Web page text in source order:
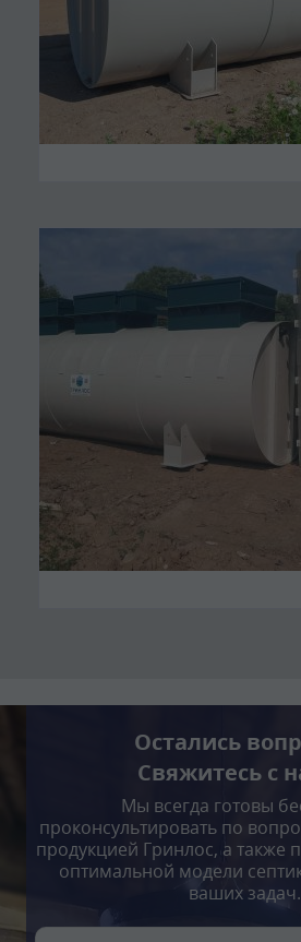
Остались
Свяжитесь с
Мы всегда готовы
проконсультировать по
продукцией Гринлос, а также
оптимальной модели
ваших задач.